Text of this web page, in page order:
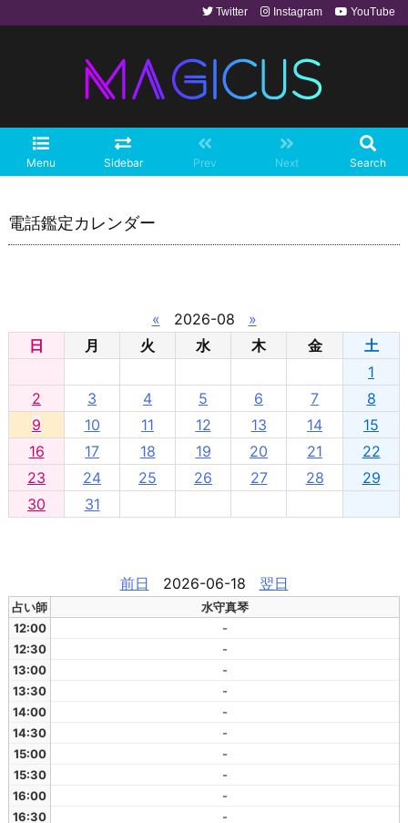
Menu Sidebar Prev Next Search
Twitter Instagram YouTube
電話鑑定カレンダー
« 2026-08
»
日
月 火 水 木 金
土
1
2
3 4 5 6 7
8
9
10 11 12 13 14
15
16
17 18 19 20 21
22
23
24 25 26 27 28
29
30
31
前日 2026-06-18 翌日
占い師
水守真琴
12:00
-
12:30
-
13:00
-
13:30
-
14:00
-
14:30
-
15:00
-
15:30
-
16:00
-
16:30
-